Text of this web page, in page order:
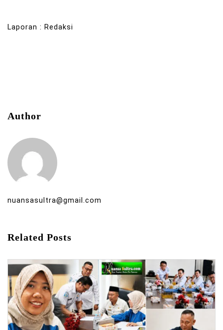
Laporan : Redaksi
Author
nuansasultra@gmail.com
Related Posts